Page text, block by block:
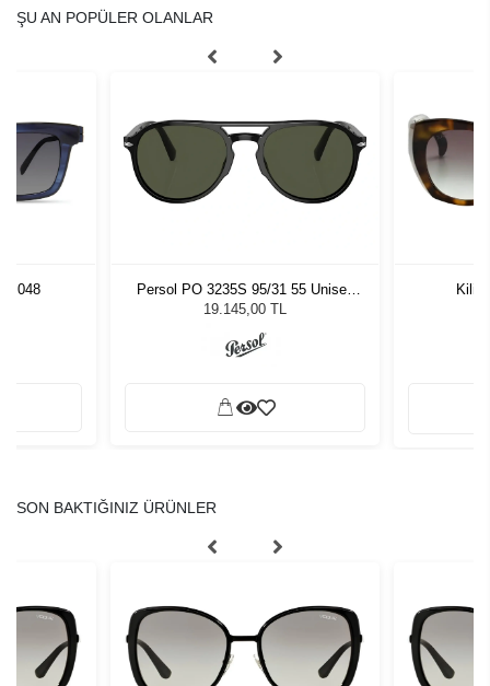
ŞU AN POPÜLER OLANLAR
048
Persol PO 3235S 95/31 55 Unisex
Güneş Gözlüğü
19.145,00 TL
SON BAKTIĞINIZ ÜRÜNLER